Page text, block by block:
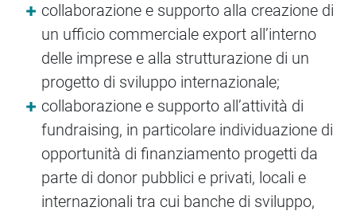
collaborazione e supporto alla creazione di
un ufficio commerciale export all’interno
delle imprese e alla strutturazione di un
progetto di sviluppo internazionale;
collaborazione e supporto all’attività di
fundraising, in particolare individuazione di
opportunità di finanziamento progetti da
parte di donor pubblici e privati, locali e
internazionali tra cui banche di sviluppo,